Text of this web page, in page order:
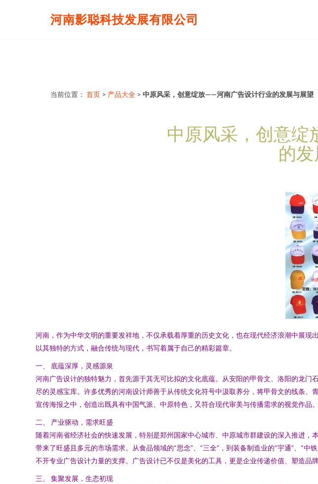
河南影聪科技发展有限公司
当前位置： 首页 > 产品大全 > 中原风采，创意绽放——河南广告设计行业的发展与展望
中原风采，创意
的
河南，作为中华文明的重要发祥地，不仅承载着厚重的历史文化，也在现代经济浪潮中展
以其独特的方式，融合传统与现代，书写着属于自己的精彩篇章。
一、 底蕴深厚，灵感源泉
河南广告设计的独特魅力，首先源于其无可比拟的文化底蕴。从安阳的甲骨文、洛阳的龙
尽的灵感宝库。许多优秀的河南设计师善于从传统文化符号中汲取养分，将甲骨文的线条
宣传海报之中，创造出既具有中国气派、中原特色，又符合现代审美与传播需求的视觉作品
二、 产业驱动，需求旺盛
随着河南省经济社会的快速发展，特别是郑州国家中心城市、中原城市群建设的深入推进
带来了旺盛且多元的市场需求。从食品领域的“思念”、“三全”，到装备制造业的“宇通”、“
不开专业广告设计力量的支撑。广告设计已不仅是美化的工具，更是企业传递价值、塑造品
三、 集聚发展，生态初现